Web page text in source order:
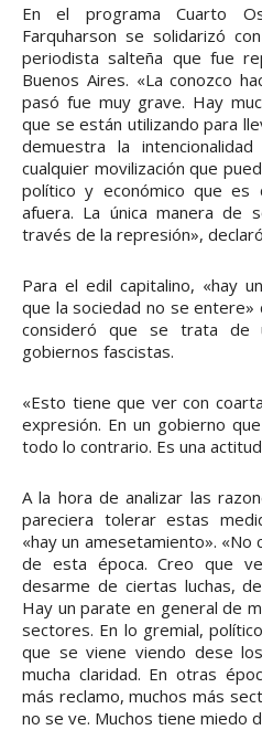
En el programa Cuarto
Farquharson se solidarizó
periodista salteña que fue
Buenos Aires. «La conozco
pasó fue muy grave. Hay
que se están utilizando para
demuestra la
cualquier movilización que
político y económico que
afuera. La única manera de
través de la represión»,
Para el edil capitalino, «hay
que la sociedad no se
consideró que se trata de
gobiernos fascistas.
«Esto tiene que ver con
expresión. En un gobierno
todo lo contrario. Es una
A la hora de analizar las
pareciera tolerar estas
«hay un amesetamiento».
de esta época. Creo que
desarme de ciertas luchas,
Hay un parate en general de
sectores. En lo gremial,
que se viene viendo dese
mucha claridad. En otras
más reclamo, muchos más
no se ve. Muchos tiene miedo